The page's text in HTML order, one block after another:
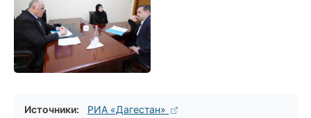
Источники: РИА «Дагестан»